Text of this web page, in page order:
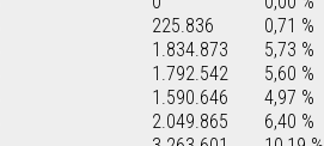
225.836
0,71 %
1.834.873
5,73 %
1.792.542
5,60 %
1.590.646
4,97 %
2.049.865
6,40 %